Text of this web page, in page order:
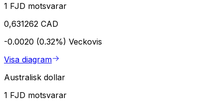
1 FJD motsvarar
0,631262 CAD
-0.0020 (0.32%) Veckovis
Visa diagram
Australisk dollar
1 FJD motsvarar